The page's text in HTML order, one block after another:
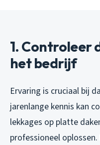
1. Controleer
het bedrijf
Ervaring is cruciaal bij
jarenlange kennis kan
lekkages op platte
professioneel